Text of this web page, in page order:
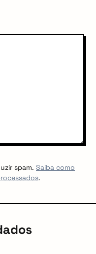
spam. Saiba como
.